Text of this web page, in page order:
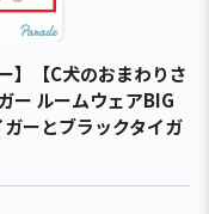
】【C犬のおまわりさ
ー ルームウェアBIG
ーとブラックタイガ